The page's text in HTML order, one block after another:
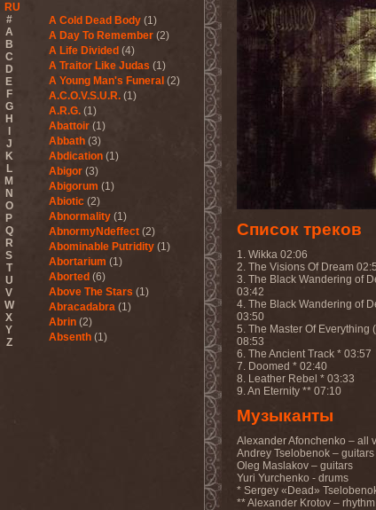
RU
#
A
B
C
D
E
F
G
H
J
K
L
M
N
O
P
Q
R
S
T
U
V
W
X
Y
Z
A Cold Dead Body (1)
A Day To Remember (2)
A Life Divided (4)
A Traitor Like Judas (1)
A Young Man's Funeral (2)
A.C.O.V.S.U.R. (1)
A.R.G. (1)
Abattoir (1)
Abbath (3)
Abdication (1)
Abigor (3)
Abigorum (1)
Abiotic (2)
Abnormality (1)
AbnormyNdeffect (2)
Abominable Putridity (1)
Abortarium (1)
Aborted (6)
Above The Stars (1)
Abracadabra (1)
Abrin (2)
Absenth (1)
Список треков
1. Wikka 02:06
2. The Visions Of Dream
3. The Black Wandering of
03:42
4. The Black Wandering of
03:50
5. The Master Of Everything
08:53
6. The Ancient Track * 03:57
7. Doomed * 02:40
8. Leather Rebel * 03:33
9. An Eternity ** 07:10
Музыканты
Alexander Afonchenko – all
Andrey Tselobenok – guitars
Oleg Maslakov – guitars
Yuri Yurchenko - drums
* Sergey «Dead»
** Alexander Krotov –